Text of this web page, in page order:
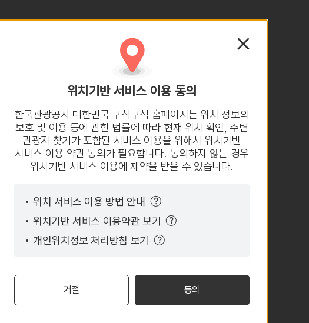
위치기반 서비스 이용 동의
한국관광공사 대한민국 구석구석 홈페이지는 위치 정보의
보호 및 이용 등에 관한 법률에 따라 현재 위치 확인, 주변
관광지 찾기가 포함된 서비스 이용을 위해서 위치기반
서비스 이용 약관 동의가 필요합니다. 동의하지 않는 경우
위치기반 서비스 이용에 제약을 받을 수 있습니다.
위치 서비스 이용 방법 안내
위치기반 서비스 이용약관 보기
개인위치정보 처리방침 보기
거절 동의